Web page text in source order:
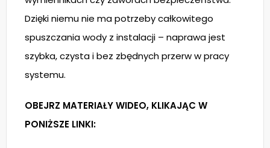
Dzięki niemu nie ma potrzeby całkowitego
spuszczania wody z instalacji – naprawa jest
szybka, czysta i bez zbędnych przerw w pracy
systemu.
OBEJRZ MATERIAŁY WIDEO, KLIKAJĄC W
PONIŻSZE LINKI: